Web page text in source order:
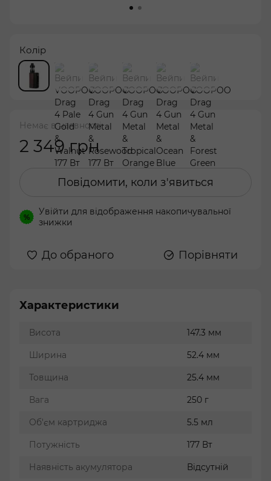
Колір
Немає в наявності
2 349 грн
Повідомити, коли з'явиться
% Увійти для відображення накопичувальної
знижки
До обраного Порівняти
Характеристики
Висота 147.3 мм
Ширина 52.4 мм
Товщина 25.4 мм
Вага 250 г
Об'єм картриджа 5.5 мл
Потужність 177 Вт
Наявність акумулятора Відсутній